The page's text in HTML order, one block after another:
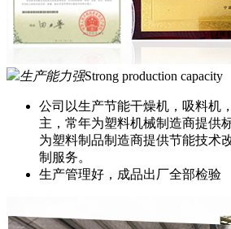
生产能力强Strong production capacity
公司以生产节能干燥机，吸料机
主，常年为塑料机械制造商提供
为塑料制品制造商提供节能技术
制服务。
生产管理好，成品出厂全部检验